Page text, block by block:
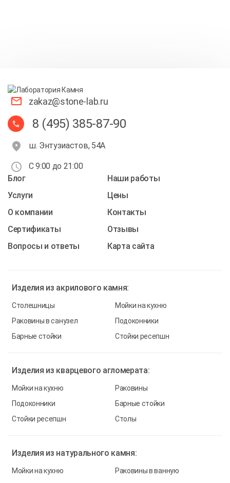
zakaz@stone-lab.ru
8 (495) 385-87-90
ш. Энтузиастов, 54А
С 9:00 до 21:00
Блог
Наши работы
Услуги
Цены
О компании
Контакты
Cертификаты
Отзывы
Вопросы и ответы
Карта сайта
Изделия из акрилового камня:
Столешницы
Мойки на кухню
Раковины в санузел
Подоконники
Барные стойки
Стойки ресепшн
Изделия из кварцевого агломерата:
Мойки на кухню
Раковины
Подоконники
Барные стойки
Стойки ресепшн
Столы
Изделия из натурального камня:
Мойки на кухню
Раковины в ванную